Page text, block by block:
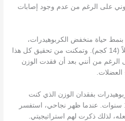
على الرغم من عدم وجود إصابات
بنمط حياة منخفض الكربوهيدرات،
وجدت نفسي قد نقصت 30 رطلاً (14 كجم). وتمكنت من تحقيق كل هذا
من أنني بعد أن فقدت الوزن
العضلات.
بفقدان الوزن الذي كنت
أحاول التخلص منه لأكثر من 10 سنوات. عندما ظهر نجاحي، استفسر
لذلك ذكرت لهم استراتيجيتي.